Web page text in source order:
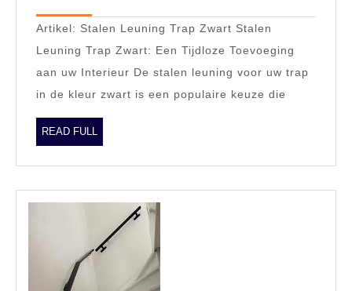
Leuning
Voor
Uw
Trap
Artikel: Stalen Leuning Trap Zwart Stalen
Leuning Trap Zwart: Een Tijdloze Toevoeging
aan uw Interieur De stalen leuning voor uw trap
in de kleur zwart is een populaire keuze die
READ FULL
FULL